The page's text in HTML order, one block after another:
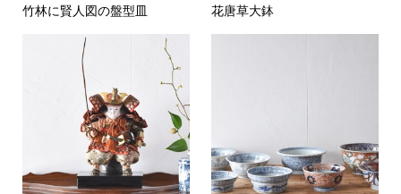
竹林に賢人図の盤型皿 花唐草大鉢